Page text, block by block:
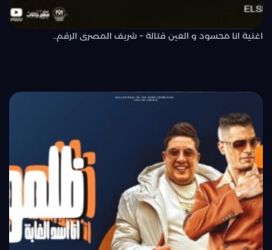
اغنية انا محسود و العين قتالة – شريف المصرى الرقم..